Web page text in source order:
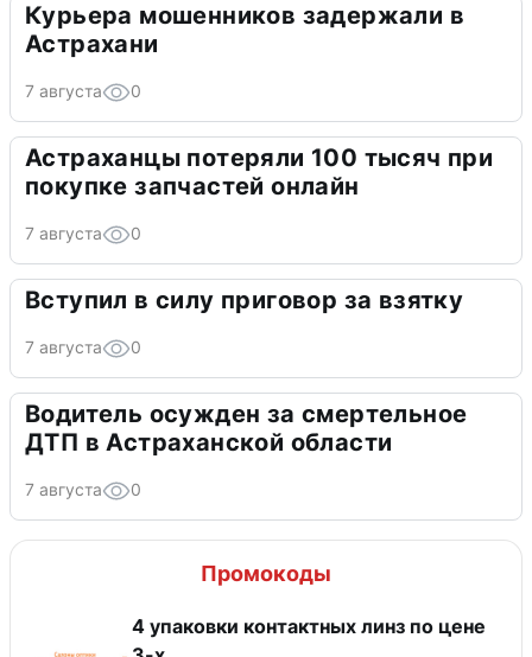
Курьера мошенников задержали в
Астрахани
7 августа 0
Астраханцы потеряли 100 тысяч при
покупке запчастей онлайн
7 августа 0
Вступил в силу приговор за взятку
7 августа 0
Водитель осужден за смертельное
ДТП в Астраханской области
7 августа 0
Промокоды
4 упаковки контактных линз по цене